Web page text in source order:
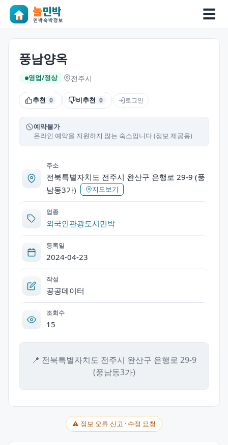
☰
풍남양옥
영업/정상 전주시
추천 0 비추천 0 로그인
예약불가
온라인 예약을 지원하지 않는 숙소입니다 (정보 제공용)
주소
전북특별자치도 전주시 완산구 은행로 29-9 (풍
남동3가)
지도보기
업종
외국인관광도시민박
등록일
2024-04-23
작성
공공데이터
조회수
15
📍 전북특별자치도 전주시 완산구 은행로 29-9
(풍남동3가)
⚠ 정보 오류 신고 · 수정 요청